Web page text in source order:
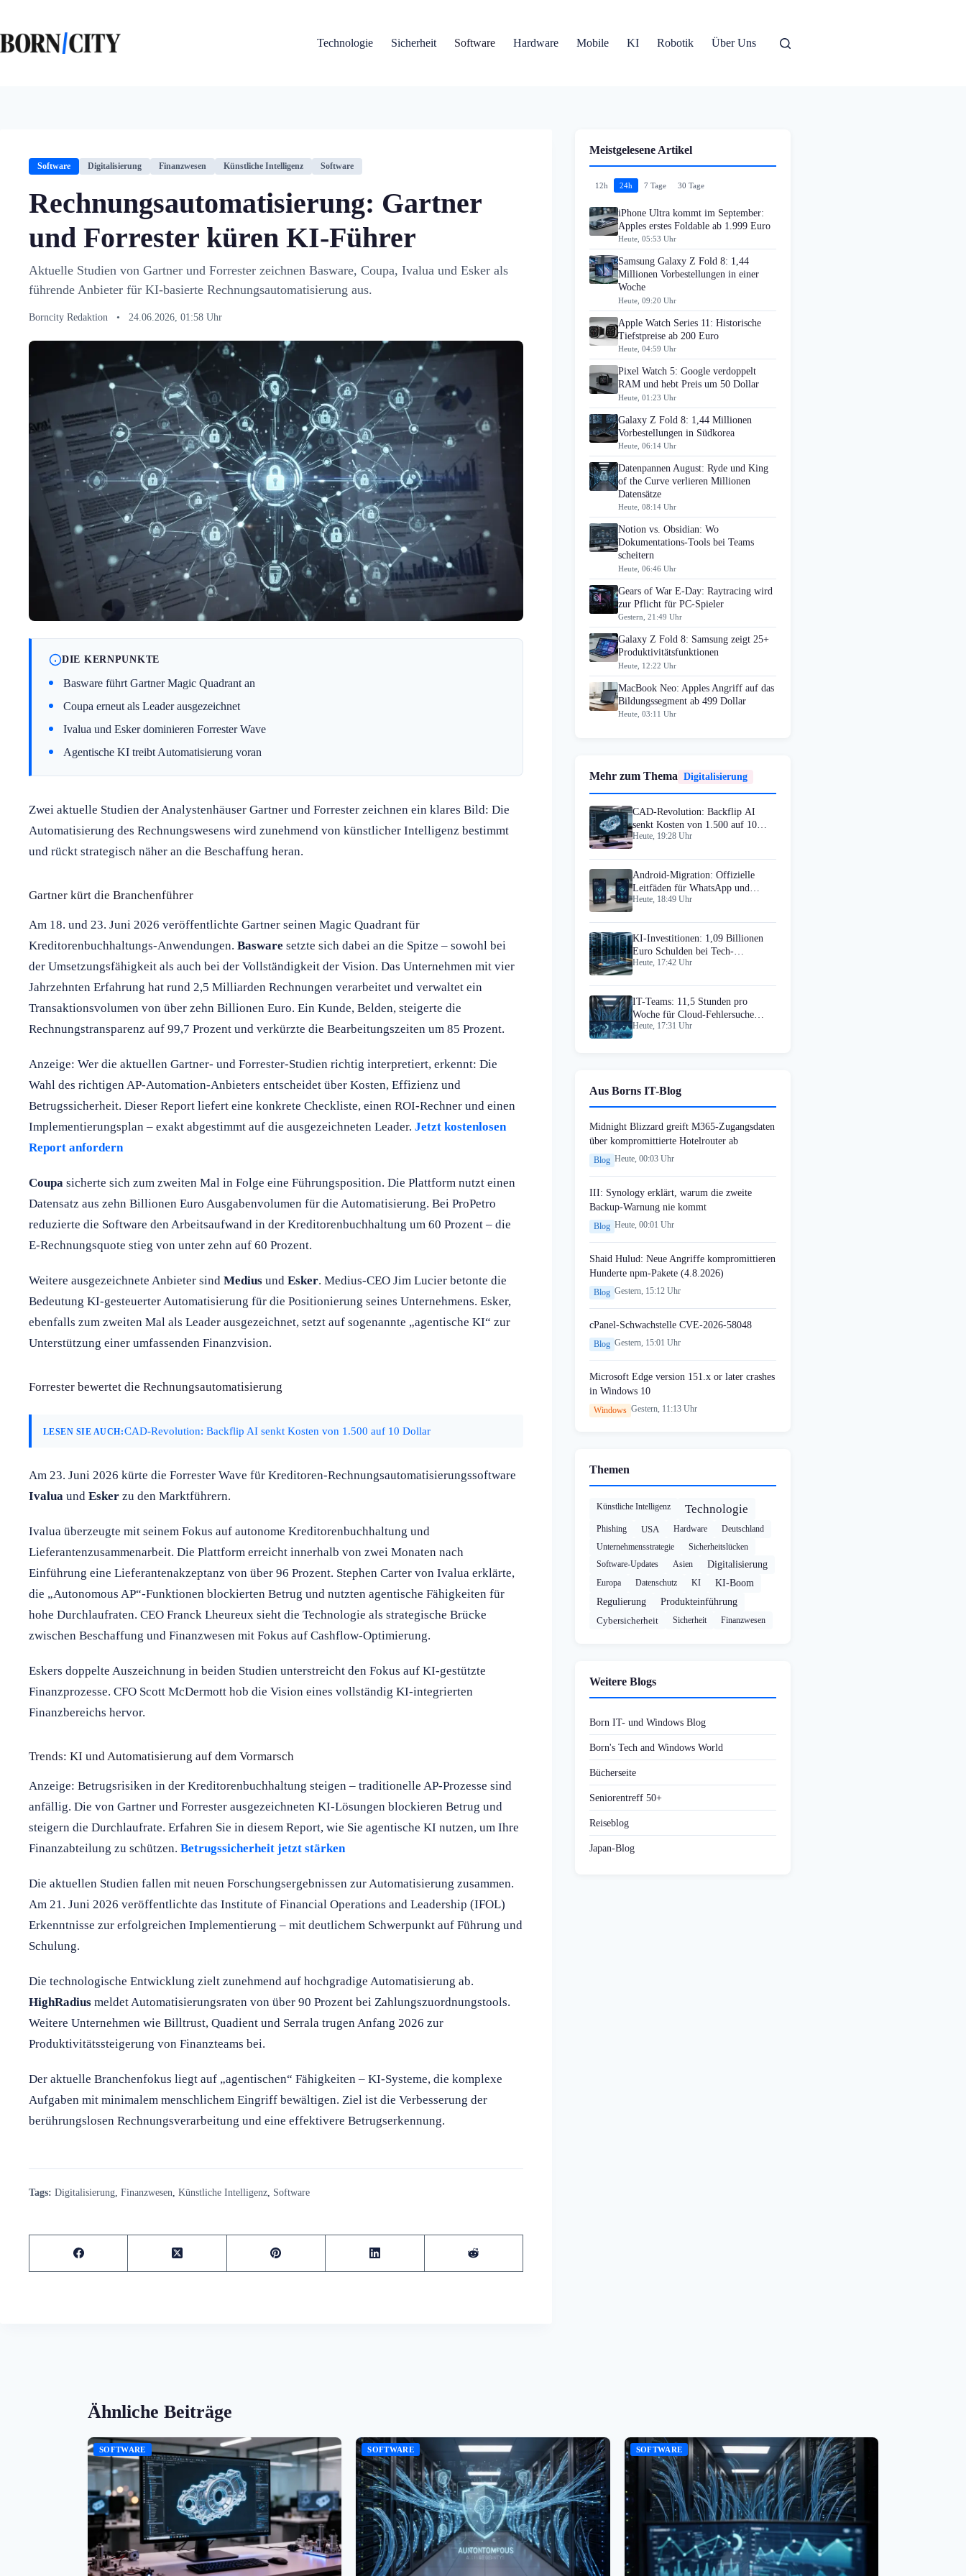
springen
Technologie
Sicherheit Software Hardware Mobile KI Robotik Über Uns
Software Digitalisierung Finanzwesen Künstliche Intelligenz Software
Rechnungsautomatisierung: Gartner
und Forrester küren KI-Führer
Aktuelle Studien von Gartner und Forrester zeichnen Basware, Coupa, Ivalua und Esker als
führende Anbieter für KI-basierte Rechnungsautomatisierung aus.
Borncity Redaktion • 24.06.2026, 01:58 Uhr
DIE KERNPUNKTE
Basware führt Gartner Magic Quadrant an
Coupa erneut als Leader ausgezeichnet
Ivalua und Esker dominieren Forrester Wave
Agentische KI treibt Automatisierung voran
Zwei aktuelle Studien der Analystenhäuser Gartner und Forrester zeichnen ein klares Bild: Die
Automatisierung des Rechnungswesens wird zunehmend von künstlicher Intelligenz bestimmt
und rückt strategisch näher an die Beschaffung heran.
Gartner kürt die Branchenführer
Am 18. und 23. Juni 2026 veröffentlichte Gartner seinen Magic Quadrant für
Kreditorenbuchhaltungs-Anwendungen. Basware setzte sich dabei an die Spitze – sowohl bei
der Umsetzungsfähigkeit als auch bei der Vollständigkeit der Vision. Das Unternehmen mit vier
Jahrzehnten Erfahrung hat rund 2,5 Milliarden Rechnungen verarbeitet und verwaltet ein
Transaktionsvolumen von über zehn Billionen Euro. Ein Kunde, Belden, steigerte die
Rechnungstransparenz auf 99,7 Prozent und verkürzte die Bearbeitungszeiten um 85 Prozent.
Anzeige: Wer die aktuellen Gartner- und Forrester-Studien richtig interpretiert, erkennt: Die
Wahl des richtigen AP-Automation-Anbieters entscheidet über Kosten, Effizienz und
Betrugssicherheit. Dieser Report liefert eine konkrete Checkliste, einen ROI-Rechner und einen
Implementierungsplan – exakt abgestimmt auf die ausgezeichneten Leader. Jetzt kostenlosen
Report anfordern
Coupa sicherte sich zum zweiten Mal in Folge eine Führungsposition. Die Plattform nutzt einen
Datensatz aus zehn Billionen Euro Ausgabenvolumen für die Automatisierung. Bei ProPetro
reduzierte die Software den Arbeitsaufwand in der Kreditorenbuchhaltung um 60 Prozent – die
E-Rechnungsquote stieg von unter zehn auf 60 Prozent.
Weitere ausgezeichnete Anbieter sind Medius und Esker. Medius-CEO Jim Lucier betonte die
Bedeutung KI-gesteuerter Automatisierung für die Positionierung seines Unternehmens. Esker,
ebenfalls zum zweiten Mal als Leader ausgezeichnet, setzt auf sogenannte „agentische KI“ zur
Unterstützung einer umfassenden Finanzvision.
Forrester bewertet die Rechnungsautomatisierung
LESEN SIE AUCH:CAD-Revolution: Backflip AI senkt Kosten von 1.500 auf 10 Dollar
Am 23. Juni 2026 kürte die Forrester Wave für Kreditoren-Rechnungsautomatisierungssoftware
Ivalua und Esker zu den Marktführern.
Ivalua überzeugte mit seinem Fokus auf autonome Kreditorenbuchhaltung und
Lieferantenzusammenarbeit. Die Plattform erreicht innerhalb von zwei Monaten nach
Einführung eine Lieferantenakzeptanz von über 96 Prozent. Stephen Carter von Ivalua erklärte,
die „Autonomous AP“-Funktionen blockierten Betrug und nutzten agentische Fähigkeiten für
hohe Durchlaufraten. CEO Franck Lheureux sieht die Technologie als strategische Brücke
zwischen Beschaffung und Finanzwesen mit Fokus auf Cashflow-Optimierung.
Eskers doppelte Auszeichnung in beiden Studien unterstreicht den Fokus auf KI-gestützte
Finanzprozesse. CFO Scott McDermott hob die Vision eines vollständig KI-integrierten
Finanzbereichs hervor.
Trends: KI und Automatisierung auf dem Vormarsch
Anzeige: Betrugsrisiken in der Kreditorenbuchhaltung steigen – traditionelle AP-Prozesse sind
anfällig. Die von Gartner und Forrester ausgezeichneten KI-Lösungen blockieren Betrug und
steigern die Durchlaufrate. Erfahren Sie in diesem Report, wie Sie agentische KI nutzen, um Ihre
Finanzabteilung zu schützen. Betrugssicherheit jetzt stärken
Die aktuellen Studien fallen mit neuen Forschungsergebnissen zur Automatisierung zusammen.
Am 21. Juni 2026 veröffentlichte das Institute of Financial Operations and Leadership (IFOL)
Erkenntnisse zur erfolgreichen Implementierung – mit deutlichem Schwerpunkt auf Führung und
Schulung.
Die technologische Entwicklung zielt zunehmend auf hochgradige Automatisierung ab.
HighRadius meldet Automatisierungsraten von über 90 Prozent bei Zahlungszuordnungstools.
Weitere Unternehmen wie Billtrust, Quadient und Serrala trugen Anfang 2026 zur
Produktivitätssteigerung von Finanzteams bei.
Der aktuelle Branchenfokus liegt auf „agentischen“ Fähigkeiten – KI-Systeme, die komplexe
Aufgaben mit minimalem menschlichem Eingriff bewältigen. Ziel ist die Verbesserung der
berührungslosen Rechnungsverarbeitung und eine effektivere Betrugserkennung.
Tags: Digitalisierung Finanzwesen Künstliche Intelligenz Software
Meistgelesene Artikel
12h 24h 7 Tage 30 Tage
iPhone Ultra kommt im September:
Apples erstes Foldable ab 1.999 Euro
Heute, 05:53 Uhr
Samsung Galaxy Z Fold 8: 1,44
Millionen Vorbestellungen in einer
Woche
Heute, 09:20 Uhr
Apple Watch Series 11: Historische
Tiefstpreise ab 200 Euro
Heute, 04:59 Uhr
Pixel Watch 5: Google verdoppelt
RAM und hebt Preis um 50 Dollar
Heute, 01:23 Uhr
Galaxy Z Fold 8: 1,44 Millionen
Vorbestellungen in Südkorea
Heute, 06:14 Uhr
Datenpannen August: Ryde und King
of the Curve verlieren Millionen
Datensätze
Heute, 08:14 Uhr
Notion vs. Obsidian: Wo
Dokumentations-Tools bei Teams
scheitern
Heute, 06:46 Uhr
Gears of War E-Day: Raytracing wird
zur Pflicht für PC-Spieler
Gestern, 21:49 Uhr
Galaxy Z Fold 8: Samsung zeigt 25+
Produktivitätsfunktionen
Heute, 12:22 Uhr
MacBook Neo: Apples Angriff auf das
Bildungssegment ab 499 Dollar
Heute, 03:11 Uhr
Mehr zum Thema Digitalisierung
CAD-Revolution: Backflip AI
senkt Kosten von 1.500 auf 10
Dollar
Heute, 19:28 Uhr
Android-Migration: Offizielle
Leitfäden für WhatsApp und
Datentransfer
Heute, 18:49 Uhr
KI-Investitionen: 1,09 Billionen
Euro Schulden bei Tech-
Konzernen
Heute, 17:42 Uhr
IT-Teams: 11,5 Stunden pro
Woche für Cloud-Fehlersuche
verloren
Heute, 17:31 Uhr
Aus Borns IT-Blog
Midnight Blizzard greift M365-Zugangsdaten
über kompromittierte Hotelrouter ab
Blog Heute, 00:03 Uhr
III: Synology erklärt, warum die zweite
Backup-Warnung nie kommt
Blog Heute, 00:01 Uhr
Shaid Hulud: Neue Angriffe kompromittieren
Hunderte npm-Pakete (4.8.2026)
Blog Gestern, 15:12 Uhr
cPanel-Schwachstelle CVE-2026-58048
Blog Gestern, 15:01 Uhr
Microsoft Edge version 151.x or later crashes
in Windows 10
Windows Gestern, 11:13 Uhr
Themen
Künstliche Intelligenz Technologie
Phishing USA Hardware
Deutschland
Unternehmensstrategie
Sicherheitslücken
Software-Updates
Asien Digitalisierung
Europa Datenschutz KI
KI-Boom
Regulierung
Produkteinführung
Cybersicherheit
Sicherheit Finanzwesen
Weitere Blogs
Born IT- und Windows Blog
Born's Tech and Windows World
Bücherseite
Seniorentreff 50+
Reiseblog
Japan-Blog
Ähnliche Beiträge
SOFTWARE SOFTWARE SOFTWARE